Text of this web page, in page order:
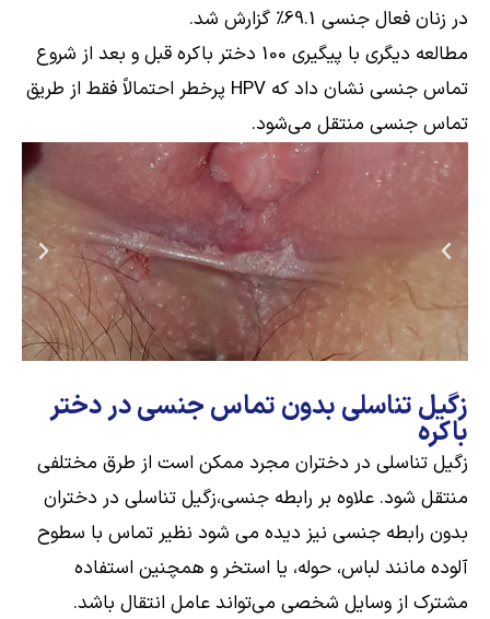
در زنان فعال جنسی 69.1٪ گزارش شد.
مطالعه دیگری با پیگیری 100 دختر باکره قبل و بعد از شروع
تماس جنسی نشان داد که HPV پرخطر احتمالاً فقط از طریق
تماس جنسی منتقل می‌شود.
زگیل تناسلی بدون تماس جنسی در دختر
باکره
زگیل تناسلی در دختران مجرد ممکن است از طرق مختلفی
منتقل شود. علاوه بر رابطه جنسی،زگیل تناسلی در دختران
بدون رابطه جنسی نیز دیده می شود نظیر تماس با سطوح
آلوده مانند لباس، حوله، یا استخر و همچنین استفاده
مشترک از وسایل شخصی می‌تواند عامل انتقال باشد.